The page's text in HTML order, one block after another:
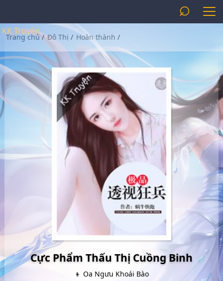
KK Truyện
⌕
Trang chủ/ Đô Thị / Hoàn thành /
Cực Phẩm Thấu Thị Cuồng Binh
👦 Oa Ngưu Khoái Bào